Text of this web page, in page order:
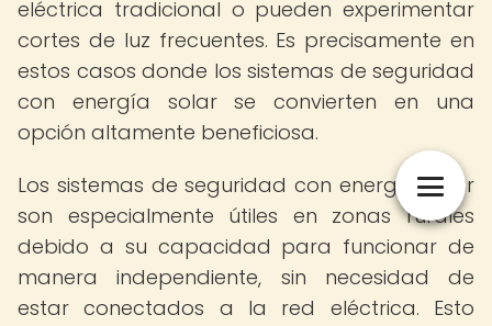
eléctrica tradicional o pueden experimentar
cortes de luz frecuentes. Es precisamente en
estos casos donde los sistemas de seguridad
con energía solar se convierten en una
opción altamente beneficiosa.
Los sistemas de seguridad con energía solar
son especialmente útiles en zonas rurales
debido a su capacidad para funcionar de
manera independiente, sin necesidad de
estar conectados a la red eléctrica. Esto